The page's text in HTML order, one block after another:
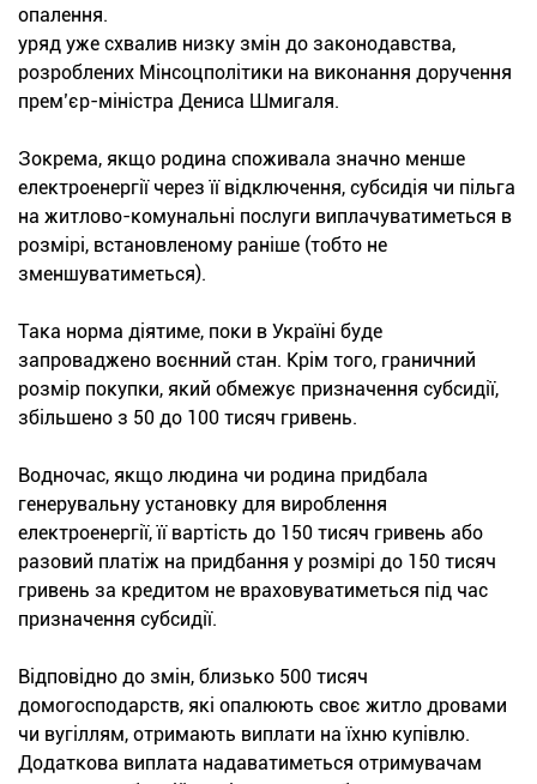
опалення.
уряд уже схвалив низку змін до законодавства,
розроблених Мінсоцполітики на виконання доручення
прем’єр-міністра Дениса Шмигаля.
Зокрема, якщо родина споживала значно менше
електроенергії через її відключення, субсидія чи пільга
на житлово-комунальні послуги виплачуватиметься в
розмірі, встановленому раніше (тобто не
зменшуватиметься).
Така норма діятиме, поки в Україні буде
запроваджено воєнний стан. Крім того, граничний
розмір покупки, який обмежує призначення субсидії,
збільшено з 50 до 100 тисяч гривень.
Водночас, якщо людина чи родина придбала
генерувальну установку для вироблення
електроенергії, її вартість до 150 тисяч гривень або
разовий платіж на придбання у розмірі до 150 тисяч
гривень за кредитом не враховуватиметься під час
призначення субсидії.
Відповідно до змін, близько 500 тисяч
домогосподарств, які опалюють своє житло дровами
чи вугіллям, отримають виплати на їхню купівлю.
Додаткова виплата надаватиметься отримувачам